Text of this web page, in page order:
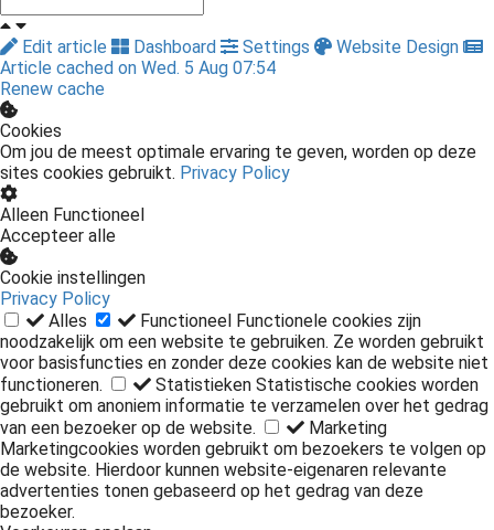
Edit article Dashboard Settings
Website Design
Article cached on Wed. 5 Aug 07:54
Renew cache
Cookies
Om jou de meest optimale ervaring te geven, worden op deze
sites cookies gebruikt. Privacy Policy
Alleen Functioneel
Accepteer alle
Cookie instellingen
Privacy Policy
Alles
Functioneel Functionele cookies zijn
noodzakelijk om een website te gebruiken. Ze worden gebruikt
voor basisfuncties en zonder deze cookies kan de website niet
functioneren.
Statistieken Statistische cookies worden
gebruikt om anoniem informatie te verzamelen over het gedrag
van een bezoeker op de website.
Marketing
Marketingcookies worden gebruikt om bezoekers te volgen op
de website. Hierdoor kunnen website-eigenaren relevante
advertenties tonen gebaseerd op het gedrag van deze
bezoeker.